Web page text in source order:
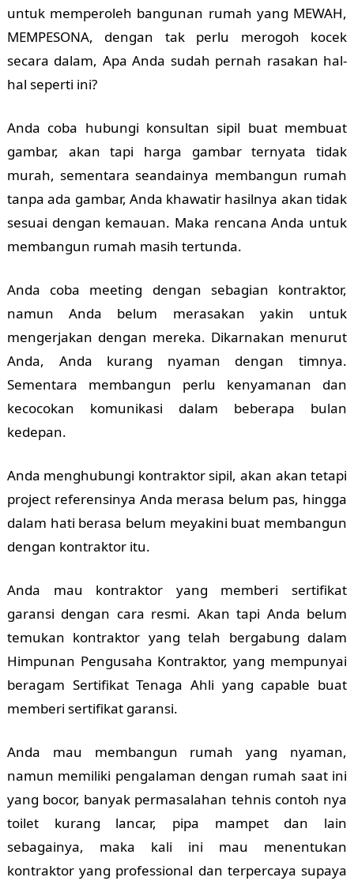
untuk memperoleh bangunan rumah yang MEWAH,
MEMPESONA, dengan tak perlu merogoh kocek
secara dalam, Apa Anda sudah pernah rasakan hal-
hal seperti ini?
Anda coba hubungi konsultan sipil buat membuat
gambar, akan tapi harga gambar ternyata tidak
murah, sementara seandainya membangun rumah
tanpa ada gambar, Anda khawatir hasilnya akan tidak
sesuai dengan kemauan. Maka rencana Anda untuk
membangun rumah masih tertunda.
Anda coba meeting dengan sebagian kontraktor,
namun Anda belum merasakan yakin untuk
mengerjakan dengan mereka. Dikarnakan menurut
Anda, Anda kurang nyaman dengan timnya.
Sementara membangun perlu kenyamanan dan
kecocokan komunikasi dalam beberapa bulan
kedepan.
Anda menghubungi kontraktor sipil, akan akan tetapi
project referensinya Anda merasa belum pas, hingga
dalam hati berasa belum meyakini buat membangun
dengan kontraktor itu.
Anda mau kontraktor yang memberi sertifikat
garansi dengan cara resmi. Akan tapi Anda belum
temukan kontraktor yang telah bergabung dalam
Himpunan Pengusaha Kontraktor, yang mempunyai
beragam Sertifikat Tenaga Ahli yang capable buat
memberi sertifikat garansi.
Anda mau membangun rumah yang nyaman,
namun memiliki pengalaman dengan rumah saat ini
yang bocor, banyak permasalahan tehnis contoh nya
toilet kurang lancar, pipa mampet dan lain
sebagainya, maka kali ini mau menentukan
kontraktor yang professional dan terpercaya supaya